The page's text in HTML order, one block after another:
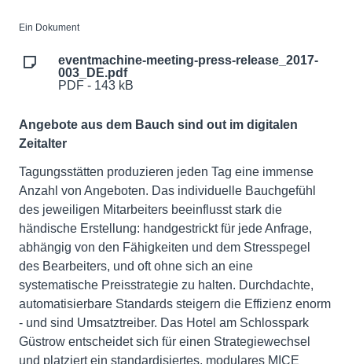
Ein Dokument
eventmachine-meeting-press-release_2017-
003_DE.pdf
PDF - 143 kB
Angebote aus dem Bauch sind out im digitalen
Zeitalter
Tagungsstätten produzieren jeden Tag eine immense
Anzahl von Angeboten. Das individuelle Bauchgefühl
des jeweiligen Mitarbeiters beeinflusst stark die
händische Erstellung: handgestrickt für jede Anfrage,
abhängig von den Fähigkeiten und dem Stresspegel
des Bearbeiters, und oft ohne sich an eine
systematische Preisstrategie zu halten. Durchdachte,
automatisierbare Standards steigern die Effizienz enorm
- und sind Umsatztreiber. Das Hotel am Schlosspark
Güstrow entscheidet sich für einen Strategiewechsel
und platziert ein standardisiertes, modulares MICE